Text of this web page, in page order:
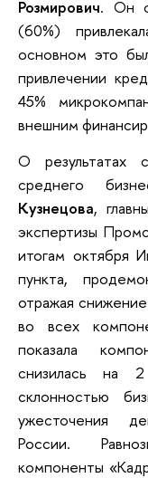
Розмирович. Он
(60%)
основном это
привлечении
45%
внешним
О результатах
среднего
Кузнецова,
экспертизы
итогам октября
пункта,
отражая
во всех
показала
снизилась на
склонностью
ужесточения
России.
компоненты